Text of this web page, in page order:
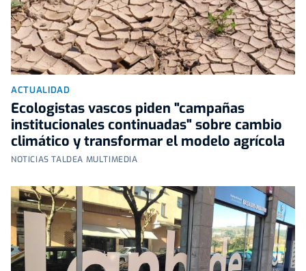
ACTUALIDAD
Ecologistas vascos piden "campañas
institucionales continuadas" sobre cambio
climático y transformar el modelo agrícola
NOTICIAS TALDEA MULTIMEDIA